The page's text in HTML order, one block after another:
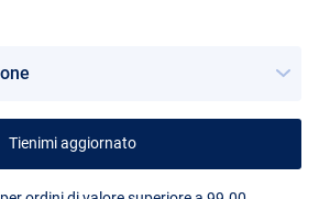
Tienimi aggiornato